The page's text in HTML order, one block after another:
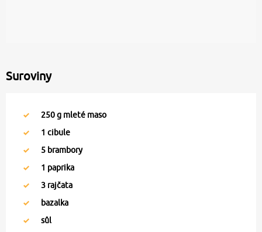
Suroviny
250g mleté maso
1 cibule
5 brambory
1 paprika
3 rajčata
bazalka
sůl